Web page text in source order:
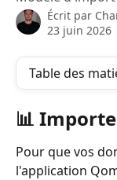
Écrit par
23 juin 2026
Table des
📊
Pour que vos
l'application